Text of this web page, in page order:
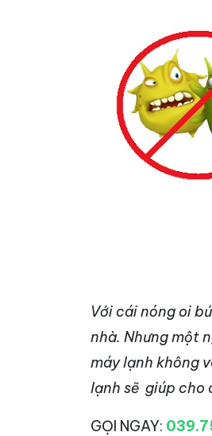
Với cái nóng oi
nhà. Nhưng một
máy lạnh không
lạnh sẽ giúp cho
GỌI NGAY: